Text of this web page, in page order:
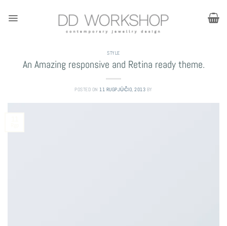
STYLE
An Amazing responsive and Retina ready theme.
POSTED ON 11 RUGPJŪČIO, 2013 BY